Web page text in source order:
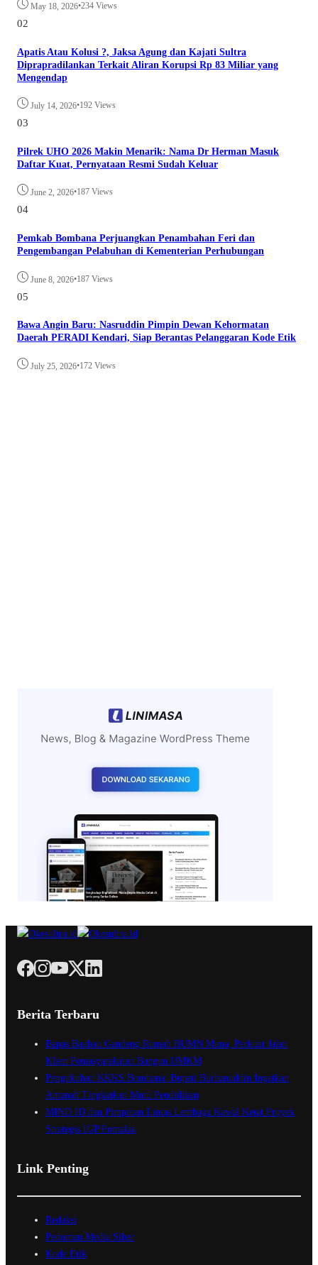
May 18, 2026•234 Views
02
Apatis Atau Kolusi ?, Jaksa Agung dan Kajati Sultra
Diprapradilankan Terkait Aliran Korupsi Rp 83 Miliar yang
Mengendap
July 14, 2026•192 Views
03
Pilrek UHO 2026 Makin Menarik: Nama Dr Herman Masuk
Daftar Kuat, Pernyataan Resmi Sudah Keluar
June 2, 2026•187 Views
04
Pemkab Bombana Perjuangkan Penambahan Feri dan
Pengembangan Pelabuhan di Kementerian Perhubungan
June 8, 2026•187 Views
05
Bawa Angin Baru: Nasruddin Pimpin Dewan Kehormatan
Daerah PERADI Kendari, Siap Berantas Pelanggaran Kode Etik
July 25, 2026•172 Views
Berita Terbaru
Bapas Baubau Gandeng Rumah BUMN Muna, Perkuat Jalan
Klien Pemasyarakatan Bangun UMKM
Pengukuhan KKKS Bombana: Bupati Burhanuddin Ingatkan
Amanah Tingkatkan Mutu Pendidikan
MIND ID dan Pimpinan Lintas Lembaga Kawal Ketat Proyek
Strategis IGP Pomalaa
Link Penting
Redaksi
Pedoman Media Siber
Kode Etik